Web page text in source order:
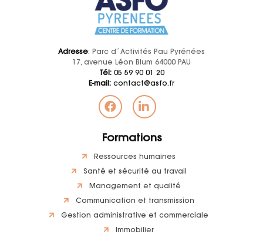
Adresse: Parc d´Activités Pau Pyrénées
17, avenue Léon Blum 64000 PAU
Tél:05 59 90 01 20
E-mail: contact@asfo.fr
Formations
Ressources humaines
Santé et sécurité au travail
Management et qualité
Communication et transmission
Gestion administrative et commerciale
Immobilier